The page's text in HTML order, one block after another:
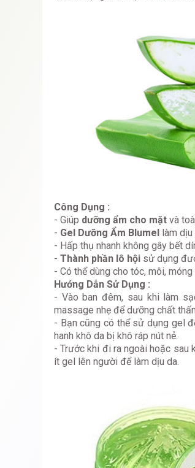
Công Dụng :
- Giúp dưỡng ẩm cho mặt và
- Gel Dưỡng Ẩm Blumel
làm
- Hấp thụ nhanh không gây bết
- Thành phần lô hội sử dụng
- Có thể dùng cho tóc, môi, móng
Hướng Dẫn Sử Dụng :
- Vào ban đêm, sau khi làm
massage nhẹ để dưỡng chất
- Bạn cũng có thể sử dụng gel
hanh khô da bị khô ráp nút nẻ.
- Trước khi đi ra ngoài hoặc sau
ít gel lên người để làm dịu da.